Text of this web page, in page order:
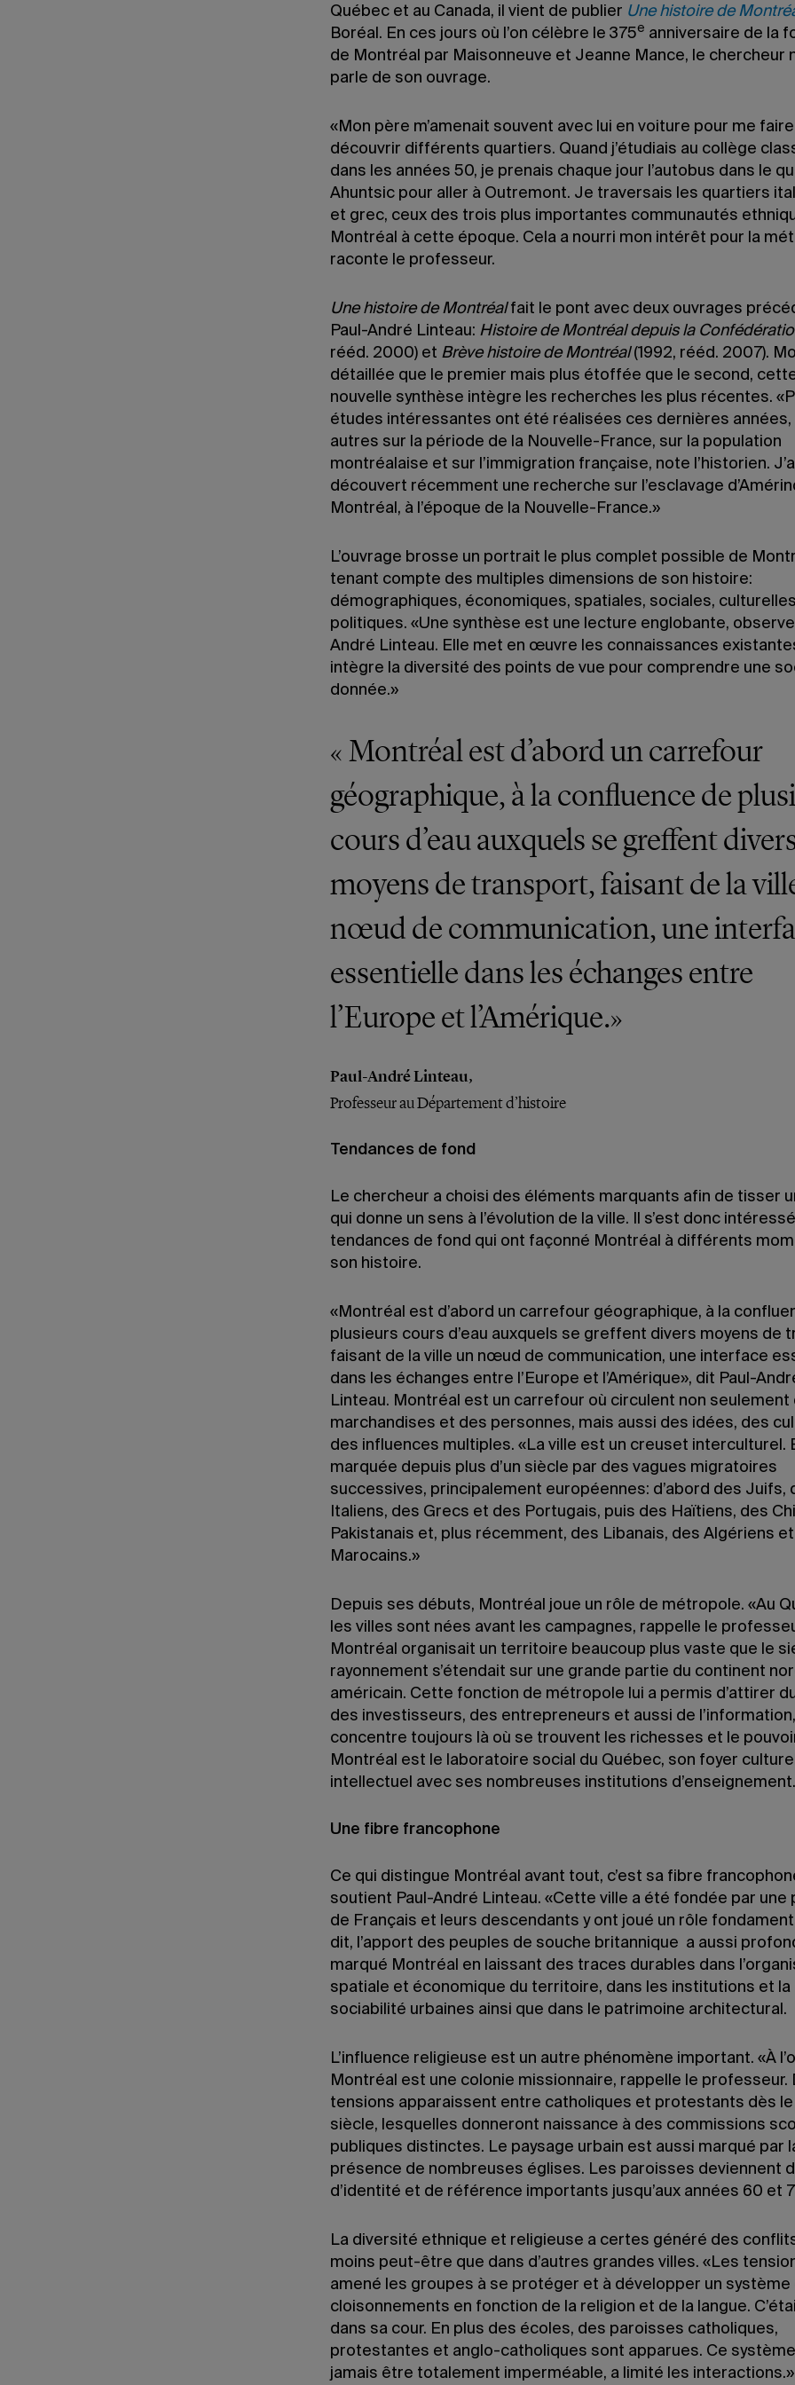
Québec et au Canada, il vient de publier Une histoire de
Boréal. En ces jours où l’on célèbre le 375e anniversaire de la
de Montréal par Maisonneuve et Jeanne Mance, le chercheur
parle de son ouvrage.
«Mon père m’amenait souvent avec lui en voiture pour me faire
découvrir différents quartiers. Quand j’étudiais au collège
dans les années 50, je prenais chaque jour l’autobus dans le
Ahuntsic pour aller à Outremont. Je traversais les quartiers
et grec, ceux des trois plus importantes communautés
Montréal à cette époque. Cela a nourri mon intérêt pour la
raconte le professeur.
Une histoire de Montréalfait le pont avec deux ouvrages
Paul-André Linteau: Histoire de Montréal depuis la
rééd. 2000) et Brève histoire de Montréal(1992, rééd. 2007).
détaillée que le premier mais plus étoffée que le second,
nouvelle synthèse intègre les recherches les plus récentes.
études intéressantes ont été réalisées ces dernières années,
autres sur la période de la Nouvelle-France, sur la population
montréalaise et sur l’immigration française, note l’historien.
découvert récemment une recherche sur l’esclavage
Montréal, à l’époque de la Nouvelle-France.»
L’ouvrage brosse un portrait le plus complet possible de
tenant compte des multiples dimensions de son histoire:
démographiques, économiques, spatiales, sociales,
politiques. «Une synthèse est une lecture englobante,
André Linteau. Elle met en œuvre les connaissances
intègre la diversité des points de vue pour comprendre une
donnée.»
« Montréal est d’abord un carrefour
géographique, à la confluence de
cours d’eau auxquels se greffent
moyens de transport, faisant de la
nœud de communication, une
essentielle dans les échanges entre
l’Europe et l’Amérique.»
Paul-André Linteau,
Professeur au Département d’histoire
Tendances de fond
Le chercheur a choisi des éléments marquants afin de tisser
qui donne un sens à l’évolution de la ville. Il s’est donc
tendances de fond qui ont façonné Montréal à différents
son histoire.
«Montréal est d’abord un carrefour géographique, à la
plusieurs cours d’eau auxquels se greffent divers moyens de
faisant de la ville un nœud de communication, une interface
dans les échanges entre l’Europe et l’Amérique», dit Paul-
Linteau. Montréal est un carrefour où circulent non seulement
marchandises et des personnes, mais aussi des idées, des
des influences multiples. «La ville est un creuset interculturel.
marquée depuis plus d’un siècle par des vagues migratoires
successives, principalement européennes: d’abord des Juifs,
Italiens, des Grecs et des Portugais, puis des Haïtiens, des
Pakistanais et, plus récemment, des Libanais, des Algériens
Marocains.»
Depuis ses débuts, Montréal joue un rôle de métropole. «Au
les villes sont nées avant les campagnes, rappelle le
Montréal organisait un territoire beaucoup plus vaste que le
rayonnement s’étendait sur une grande partie du continent
américain. Cette fonction de métropole lui a permis d’attirer
des investisseurs, des entrepreneurs et aussi de
concentre toujours là où se trouvent les richesses et le
Montréal est le laboratoire social du Québec, son foyer
intellectuel avec ses nombreuses institutions
Une fibre francophone
Ce qui distingue Montréal avant tout, c’est sa fibre
soutient Paul-André Linteau. «Cette ville a été fondée par une
de Français et leurs descendants y ont joué un rôle
dit, l’apport des peuples de souche britannique a aussi
marqué Montréal en laissant des traces durables dans
spatiale et économique du territoire, dans les institutions et la
sociabilité urbaines ainsi que dans le patrimoine architectural.
L’influence religieuse est un autre phénomène important. «À
Montréal est une colonie missionnaire, rappelle le professeur.
tensions apparaissent entre catholiques et protestants dès le
siècle, lesquelles donneront naissance à des commissions
publiques distinctes. Le paysage urbain est aussi marqué par
présence de nombreuses églises. Les paroisses deviennent
d’identité et de référence importants jusqu’aux années 60 et
La diversité ethnique et religieuse a certes généré des
moins peut-être que dans d’autres grandes villes. «Les
amené les groupes à se protéger et à développer un système
cloisonnements en fonction de la religion et de la langue.
dans sa cour. En plus des écoles, des paroisses catholiques,
protestantes et anglo-catholiques sont apparues. Ce
jamais être totalement imperméable, a limité les interactions.»